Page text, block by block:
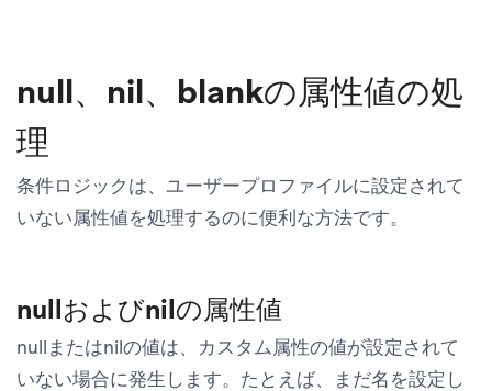
null、nil、blankの属性値の処
理
条件ロジックは、ユーザープロファイルに設定されて
いない属性値を処理するのに便利な方法です。
nullおよびnilの属性値
nullまたはnilの値は、カスタム属性の値が設定されて
いない場合に発生します。たとえば、まだ名を設定し